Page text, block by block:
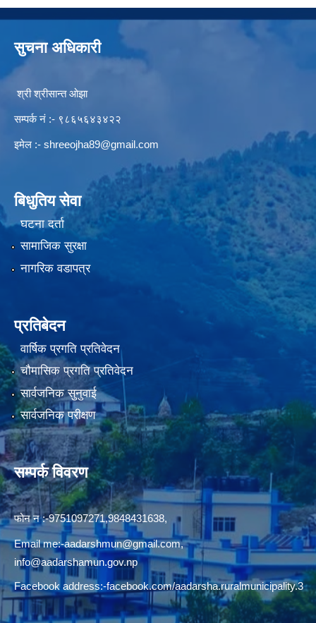
सुचना अधिकारी
श्री श्रीसान्त ओझा
सम्पर्क नं :- ९८६५६४३४२२
इमेल :- shreeojha89@gmail.com
बिधुतिय सेवा
घटना दर्ता
सामाजिक सुरक्षा
नागरिक वडापत्र
प्रतिबेदन
वार्षिक प्रगति प्रतिवेदन
चौमासिक प्रगति प्रतिवेदन
सार्वजनिक सुनुवाई
सार्वजनिक परीक्षण
सम्पर्क विवरण
फोन न‍‍‌ :-9751097271,9848431638,
Email me:-aadarshmun@gmail.com,
info@aadarshamun.gov.np
Facebook address:-facebook.com/aadarsha.ruralmunicipality.3